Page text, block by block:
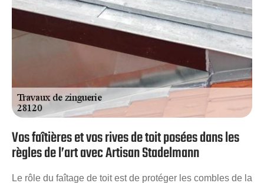
Vos faîtières et vos rives de toit posées dans les
règles de l’art avec Artisan Stadelmann
Le rôle du faîtage de toit est de protéger les combles de la